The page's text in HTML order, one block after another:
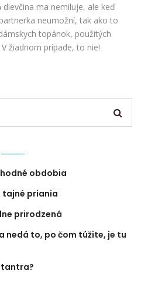
ma nemiluje, ale keď
neumožní, tak ako to
topánok, použitých
žiadnom prípade, to nie!
obdobia
priania
prirodzená
nedá to, po čom túžite, je tu